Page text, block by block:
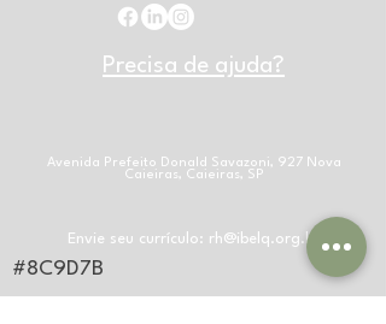
Precisa de ajuda?
Avenida Prefeito Donald Savazoni, 927 Nova
Caieiras, Caieiras, SP
Envie seu currículo: rh@ibelq.org.br
#8C9D7B